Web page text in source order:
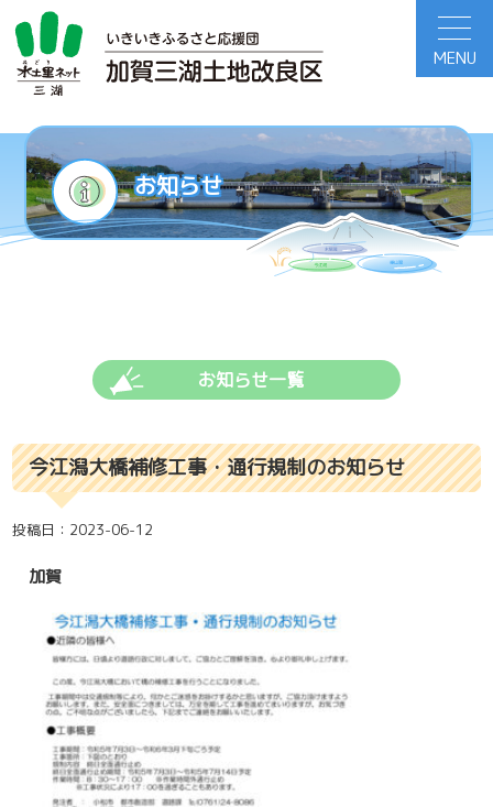
MENU
お知らせ
お知らせ一覧
今江潟大橋補修工事・通行規制のお知らせ
投稿日：2023-06-12
加賀